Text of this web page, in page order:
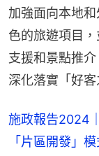
加強面向本地
色的旅遊項目
支援和景點推
深化落實「好客
施政報告2024
「片區開發」